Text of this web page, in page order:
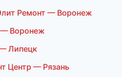
Ремонт — Воронеж
Воронеж
Липецк
Центр — Рязань